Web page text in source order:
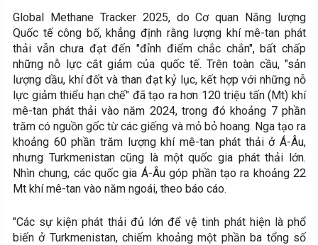
Global Methane Tracker 2025, do Cơ quan Năng lượng
Quốc tế công bố, khẳng định rằng lượng khí mê-tan phát
thải vẫn chưa đạt đến "đỉnh điểm chắc chắn", bất chấp
những nỗ lực cắt giảm của quốc tế. Trên toàn cầu, "sản
lượng dầu, khí đốt và than đạt kỷ lục, kết hợp với những nỗ
lực giảm thiểu hạn chế" đã tạo ra hơn 120 triệu tấn (Mt) khí
mê-tan phát thải vào năm 2024, trong đó khoảng 7 phần
trăm có nguồn gốc từ các giếng và mỏ bỏ hoang. Nga tạo ra
khoảng 60 phần trăm lượng khí mê-tan phát thải ở Á-Âu,
nhưng Turkmenistan cũng là một quốc gia phát thải lớn.
Nhìn chung, các quốc gia Á-Âu góp phần tạo ra khoảng 22
Mt khí mê-tan vào năm ngoái, theo báo cáo.
"Các sự kiện phát thải đủ lớn để vệ tinh phát hiện là phổ
biến ở Turkmenistan, chiếm khoảng một phần ba tổng số